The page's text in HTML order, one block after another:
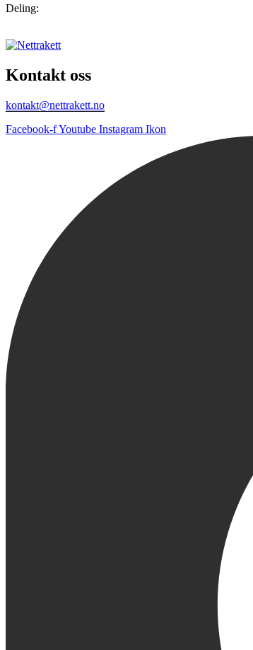
Deling:
Kontakt oss
kontakt@nettrakett.no
Facebook-fYoutube Instagram Ikon